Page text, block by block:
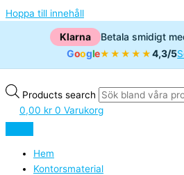
Hoppa till innehåll
Klarna
Betala smidigt
Google★★★★★4,3/5
Products search
0,00 kr 0 Varukorg
Hem
Kontorsmaterial